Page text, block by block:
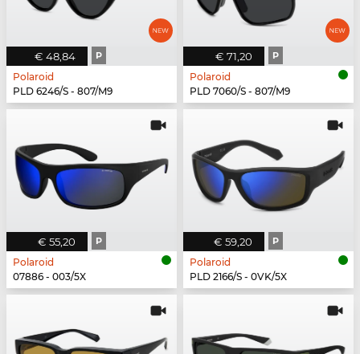
€ 48,84 P
Polaroid
PLD 6246/S - 807/M9
€ 71,20 P
Polaroid
PLD 7060/S - 807/M9
€ 55,20 P
Polaroid
07886 - 003/5X
€ 59,20 P
Polaroid
PLD 2166/S - 0VK/5X